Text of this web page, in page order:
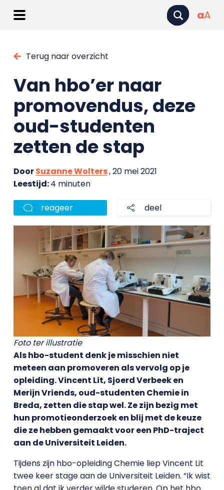
aA
Terug naar overzicht
Van hbo’er naar
promovendus, deze
oud-studenten
zetten de stap
DoorSuzanne Wolters, 20 mei 2021
Leestijd:4 minuten
reageer deel
Foto ter illustratie
Als hbo-student denk je misschien niet
meteen aan promoveren als vervolg op je
opleiding. Vincent Lit, Sjoerd Verbeek en
Merijn Vriends, oud-studenten Chemie in
Breda, zetten die stap wel. Ze zijn bezig met
hun promotieonderzoek en blij met de keuze
die ze hebben gemaakt voor een PhD-traject
aan de Universiteit Leiden.
Tijdens zijn hbo-opleiding Chemie liep Vincent Lit
twee keer stage aan de Universiteit Leiden. “Ik wist